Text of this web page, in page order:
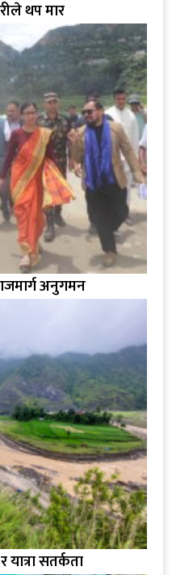
थप मार
राजमार्ग अनुगमन
यात्रा सतर्कता